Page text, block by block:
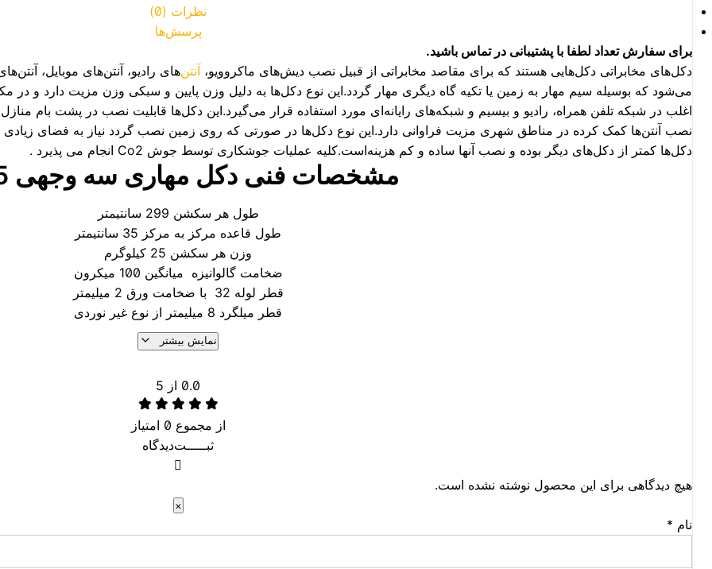
نظرات (0)
پرسش‌ها
برای سفارش تعداد لطفا با پشتیبانی در تماس باشید.
دکل‌های مخابراتی دکل‌هایی هستند که برای مقاصد مخابراتی از قبیل نصب دیش‌های ماکروویو، آنتن‌های رادیو، آنتن‌های موبایل،
می‌شود که بوسیله سیم مهار به زمین یا تکیه گاه دیگری مهار گردد.این نوع دکل‌ها به دلیل وزن پایین و سبکی وزن مزیت دارد و در
اغلب در شبکه تلفن همراه، رادیو و بیسیم و شبکه‌های رایانه‌ای مورد استفاده قرار می‌گیرد.این دکل‌ها قابلیت نصب در پشت بام منازل
نصب آنتن‌ها کمک کرده در مناطق شهری مزیت فراوانی دارد.این نوع دکل‌ها در صورتی که روی زمین نصب گردد نیاز به فضای
دکل‌ها کمتر از دکل‌های دیگر بوده و نصب آنها ساده و کم هزینه‌است.کلیه عملیات جوشکاری توسط جوش Co2 انجام می پذیرد .
مشخصات فنی دکل مهاری سه وجهی G35
طول هر سکشن 299 سانتیمتر
طول قاعده مرکز به مرکز 35 سانتیمتر
وزن هر سکشن 25 کیلوگرم
ضخامت گالوانیزه میانگین 100 میکرون
قطر لوله 32 با ضخامت ورق 2 میلیمتر
قطر میلگرد 8 میلیمتر از نوع غیر نوردی
سیم مهار از نوع گالونیزه بقطر 6 میلیمنتر
فاصله مهار ها هر 9 متر
کلیه صفحه تعادل این مجموعه با نمره 6 ارئه می گردد.
نمایش بیشتر
0.0 از 5
از مجموع 0 امتیاز
ثبـــــت‌دیدگاه
هیچ دیدگاهی برای این محصول نوشته نشده است.
×
نام *